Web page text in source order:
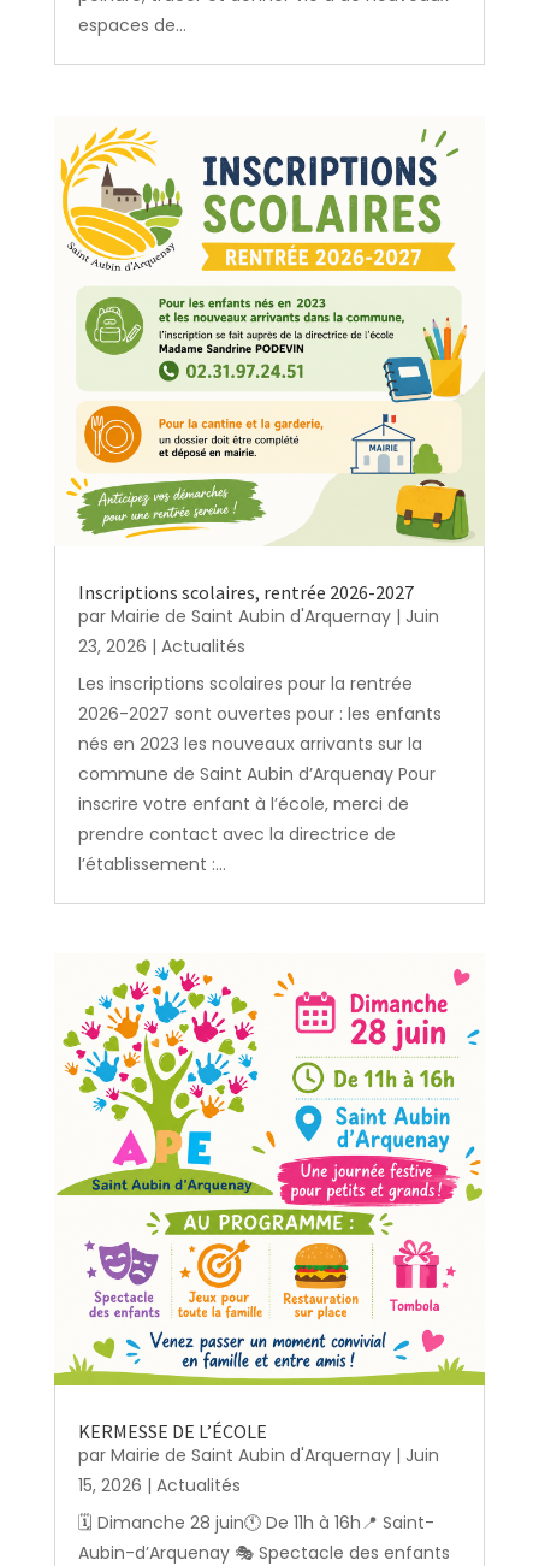
espaces de...
Inscriptions scolaires, rentrée 2026-2027
par Mairie de Saint Aubin d'Arquernay| Juin
23, 2026 | Actualités
Les inscriptions scolaires pour la rentrée
2026-2027 sont ouvertes pour : les enfants
nés en 2023 les nouveaux arrivants sur la
commune de Saint Aubin d’Arquenay Pour
inscrire votre enfant à l’école, merci de
prendre contact avec la directrice de
l’établissement :...
KERMESSE DE L’ÉCOLE
par Mairie de Saint Aubin d'Arquernay| Juin
15, 2026 | Actualités
🗓️ Dimanche 28 juin🕚 De 11h à 16h📍 Saint-
Aubin-d’Arquenay 🎭 Spectacle des enfants